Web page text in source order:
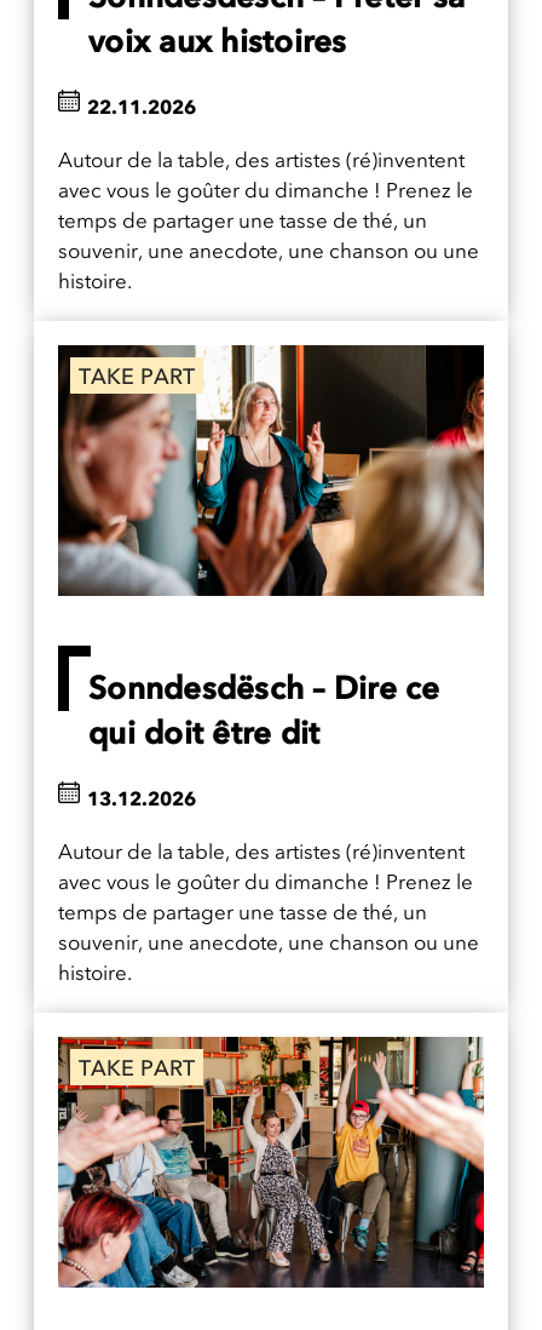
voix aux histoires
Autour de la table, des artistes (ré)inventent
avec vous le goûter du dimanche ! Prenez le
temps de partager une tasse de thé, un
souvenir, une anecdote, une chanson ou une
histoire.
22.11.2026
TAKE PART
Sonndesdësch – Dire ce
qui doit être dit
Autour de la table, des artistes (ré)inventent
avec vous le goûter du dimanche ! Prenez le
temps de partager une tasse de thé, un
souvenir, une anecdote, une chanson ou une
histoire.
13.12.2026
TAKE PART